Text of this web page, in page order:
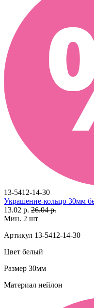
13-5412-14-30
Украшение-кольцо 30мм
13.02 р. 26.04 р.
Мин. 2 шт
Артикул 13-5412-14-30
Цвет белый
Размер 30мм
Материал нейлон